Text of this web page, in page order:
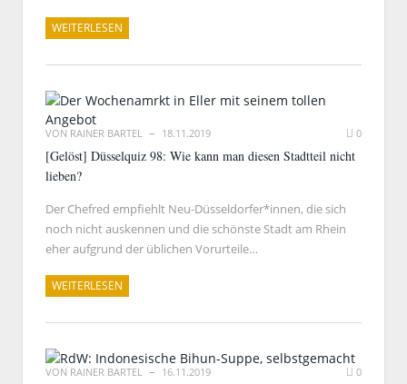
WEITERLESEN
VON RAINER BARTEL 18.11.2019 0
[Gelöst] Düsselquiz 98: Wie kann man diesen Stadtteil nicht
lieben?
Der Chefred empfiehlt Neu-Düsseldorfer*innen, die sich
noch nicht auskennen und die schönste Stadt am Rhein
eher aufgrund der üblichen Vorurteile…
WEITERLESEN
VON RAINER BARTEL 16.11.2019 0